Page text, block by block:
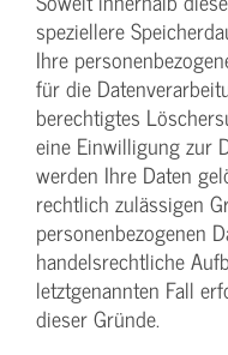
speziellere
Ihre
für die
berechtigtes
eine Einwilligung zur
werden Ihre Daten
rechtlich zulässigen
personenbezogenen
handelsrechtliche
letztgenannten Fall
dieser Gründe.